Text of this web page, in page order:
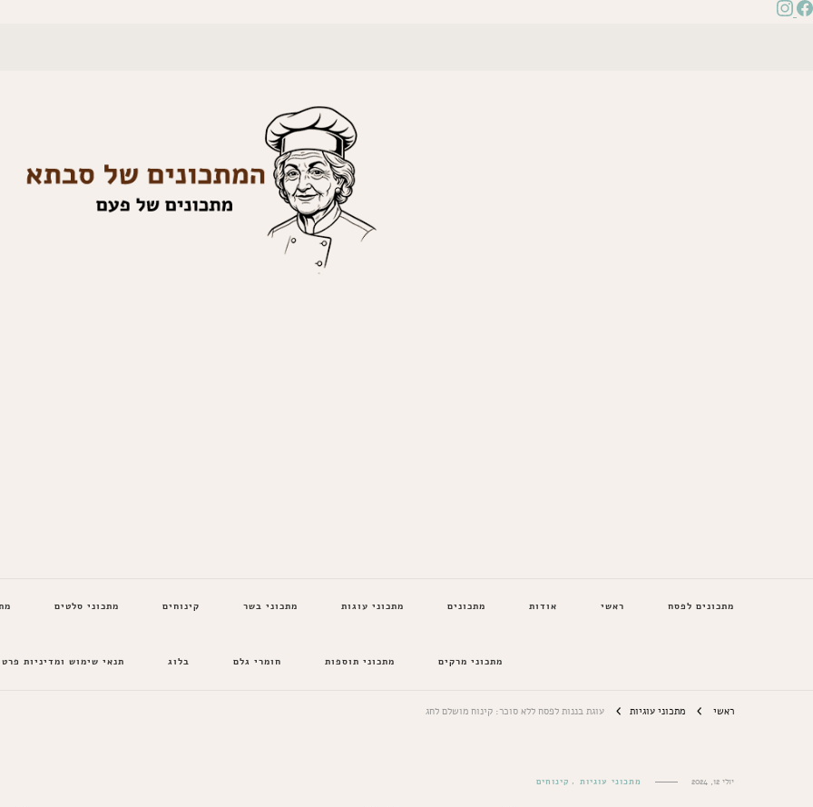
מתכונים לפסח ראשי אודות מתכונים מתכוני עוגות מתכוני בשר קינוחים מתכוני סלטים
מתכוני מרקים מתכוני תוספות חומרי גלם בלוג תנאי שימוש ומדיניות
ראשי מתכוני עוגיות עוגת בננות לפסח ללא סוכר: קינוח מושלם לחג
יולי 12, 2024 מתכוני עוגיות קינוחים